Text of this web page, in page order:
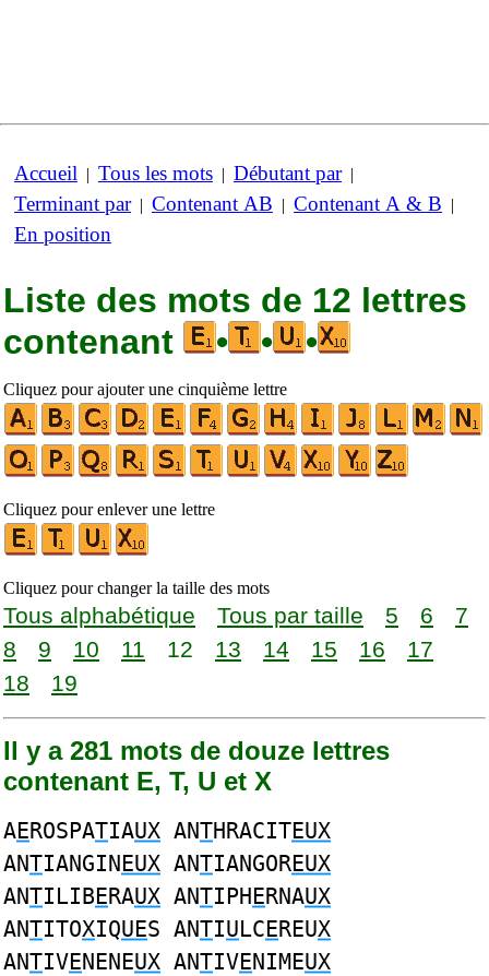
Accueil | Tous les mots | Débutant par|
Terminant par| Contenant AB | Contenant A & B |
En position
Liste des mots de 12 lettres
contenant
• • •
Cliquez pour ajouter une cinquième lettre
Cliquez pour enlever une lettre
Cliquez pour changer la taille des mots
Tous alphabétique Tous par taille 5 6
7
8
9 10 11 12 13 14 15 16
17
18
19
Il y a 281 mots de douze lettres
contenant E, T, U et X
AEROSPATIAUX ANTHRACITEUX
ANTIANGINEUX ANTIANGOREUX
ANTILIBERAUX ANTIPHERNAUX
ANTITOXIQUES ANTIULCEREUX
ANTIVENENEUX ANTIVENIMEUX